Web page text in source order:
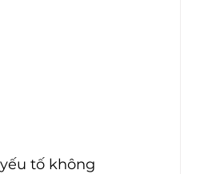
tố không